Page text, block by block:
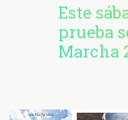
Este
prueba
Marcha